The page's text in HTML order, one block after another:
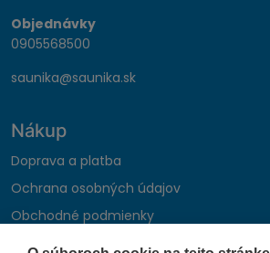
Objednávky
0905568500
saunika@saunika.sk
Nákup
Doprava a platba
Ochrana osobných údajov
Obchodné podmienky
Reklamačný poriadok